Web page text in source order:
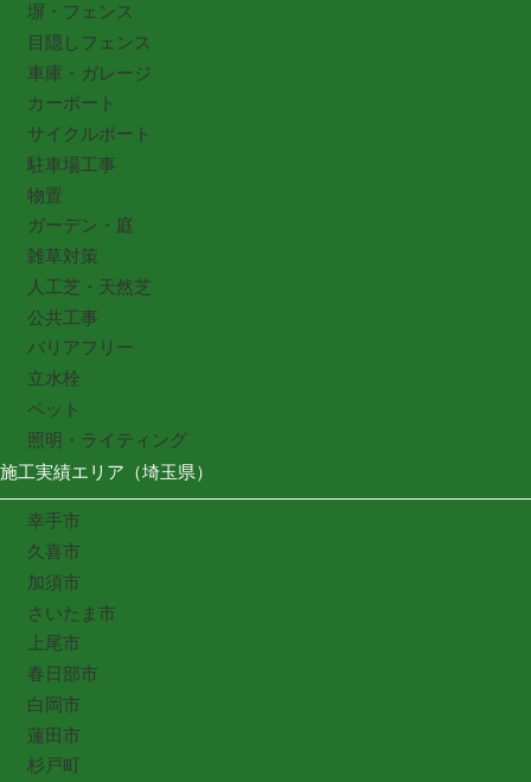
塀・フェンス
目隠しフェンス
車庫・ガレージ
カーポート
サイクルポート
駐車場工事
物置
ガーデン・庭
雑草対策
人工芝・天然芝
公共工事
バリアフリー
立水栓
ペット
照明・ライティング
施工実績エリア（埼玉県）
幸手市
久喜市
加須市
さいたま市
上尾市
春日部市
白岡市
蓮田市
杉戸町